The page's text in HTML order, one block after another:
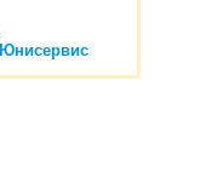
Юнисервис